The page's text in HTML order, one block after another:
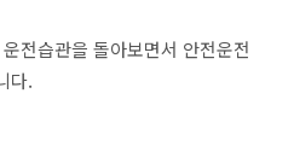
전습관을 돌아보면서 안전운전
다.